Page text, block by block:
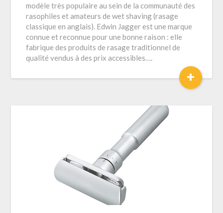
modèle très populaire au sein de la communauté des
rasophiles et amateurs de wet shaving (rasage
classique en anglais). Edwin Jagger est une marque
connue et reconnue pour une bonne raison : elle
fabrique des produits de rasage traditionnel de
qualité vendus à des prix accessibles….
+